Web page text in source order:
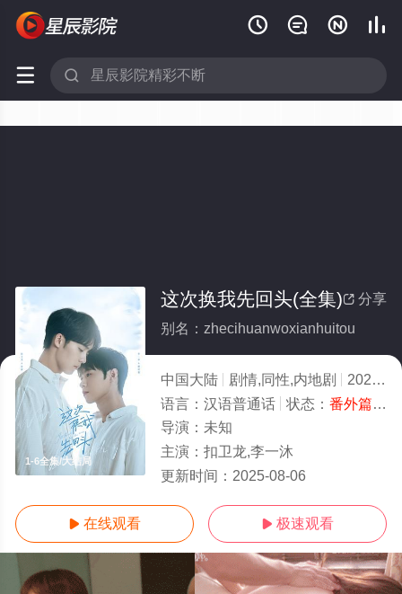
   
 
1-6全集/大结局
 分享
这次换我先回头(全集)
别名：zhecihuanwoxianhuitou
中国大陆 剧情,同性,内地剧 2025
语言： 汉语普通话 状态： 番外篇- 免
导演： 未知
主演： 扣卫龙,李一沐
更新时间： 2025-08-06
 在线观看  极速观看